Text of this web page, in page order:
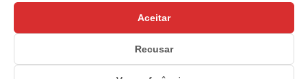
Aceitar
Recusar